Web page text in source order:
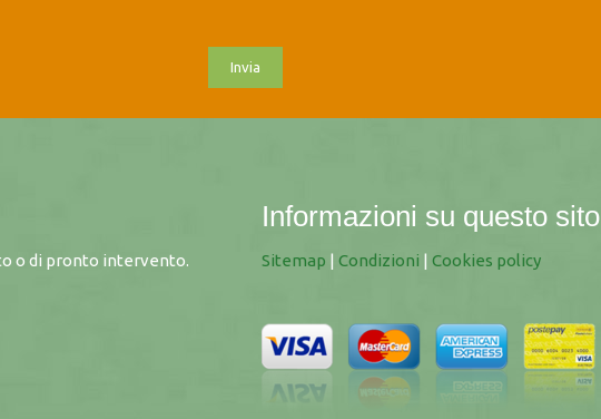
o di pronto intervento.
Informazioni su questo sito
Sitemap | Condizioni | Cookies policy